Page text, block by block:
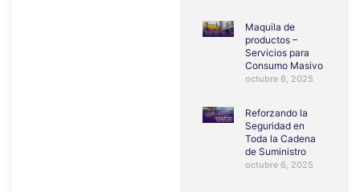
Maquila de
productos –
Servicios para
Consumo Masivo
octubre 6, 2025
Reforzando la
Seguridad en
Toda la Cadena
de Suministro
octubre 6, 2025